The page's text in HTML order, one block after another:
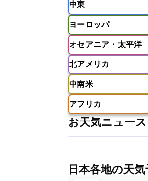
モルディブ
中東
アフガニスタン
ウズベキスタン
バーレーン
ヨーロッパ
アイスランド
イギリス
スイス
ス
チェコ
フィンランド
オセアニア・太平洋
アメリカ領サモア
パラオ
フ
北アメリカ
中南米
アメリカ領バー
エクアドル
グレナダ
チリ
トリニ
アフリカ
アルジェリア
コンゴ民主共和
お天気ニュース
日本各地の天気